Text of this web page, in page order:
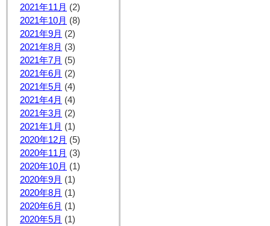
2021年11月 (2)
2021年10月 (8)
2021年9月 (2)
2021年8月 (3)
2021年7月 (5)
2021年6月 (2)
2021年5月 (4)
2021年4月 (4)
2021年3月 (2)
2021年1月 (1)
2020年12月 (5)
2020年11月 (3)
2020年10月 (1)
2020年9月 (1)
2020年8月 (1)
2020年6月 (1)
2020年5月 (1)